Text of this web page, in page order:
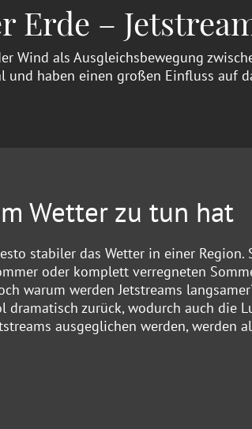
Erde –
Wind als Ausgleichsbewegung
und haben einen großen Einfluss auf
Wetter zu tun hat
stabiler das Wetter in einer Region.
oder komplett verregneten
warum werden Jetstreams
dramatisch zurück, wodurch auch die
ausgeglichen werden, werden